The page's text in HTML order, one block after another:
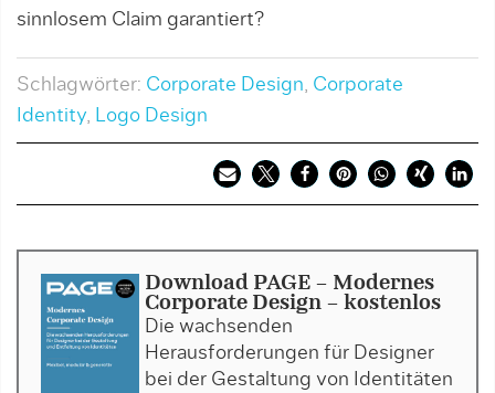
sinnlosem Claim garantiert?
Schlagwörter: Corporate Design Corporate
Identity
Logo Design
Download PAGE - Modernes
Corporate Design - kostenlos
Die wachsenden
Herausforderungen für Designer
bei der Gestaltung von Identitäten